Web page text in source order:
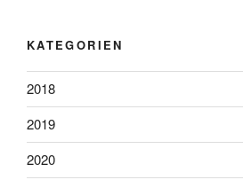
KATEGORIEN
2018
2019
2020